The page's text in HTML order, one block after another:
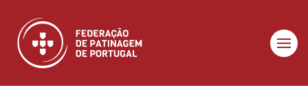
Skip to main content